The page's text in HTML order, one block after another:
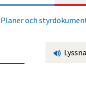
Planer och
Lyssna